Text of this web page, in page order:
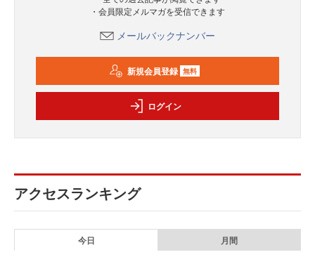
・会員限定メルマガを受信できます
メールバックナンバー
新規会員登録 無料
ログイン
アクセスランキング
今日 月間